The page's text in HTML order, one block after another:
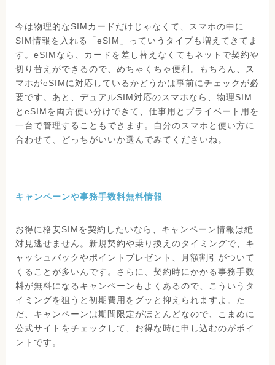
今は物理的なSIMカードだけじゃなくて、スマホの中に
SIM情報を入れる「eSIM」っていうタイプも増えてきてま
す。eSIMなら、カードを差し替えなくてもネットで契約や
切り替えができるので、めちゃくちゃ便利。もちろん、ス
マホがeSIMに対応しているかどうかは事前にチェックが必
要です。あと、デュアルSIM対応のスマホなら、物理SIM
とeSIMを両方使い分けできて、仕事用とプライベート用を
一台で管理することもできます。自分のスマホと使い方に
合わせて、どっちがいいか選んでみてくださいね。
キャンペーンや事務手数料無料情報
お得に格安SIMを契約したいなら、キャンペーン情報は絶
対見逃せません。新規契約や乗り換えのタイミングで、キ
ャッシュバックやポイントプレゼント、月額割引がついて
くることが多いんです。さらに、契約時にかかる事務手数
料が無料になるキャンペーンもよくあるので、こういうタ
イミングを狙うと初期費用をグッと抑えられますよ。た
だ、キャンペーンは期間限定がほとんどなので、こまめに
公式サイトをチェックして、お得な時に申し込むのがポイ
ントです。